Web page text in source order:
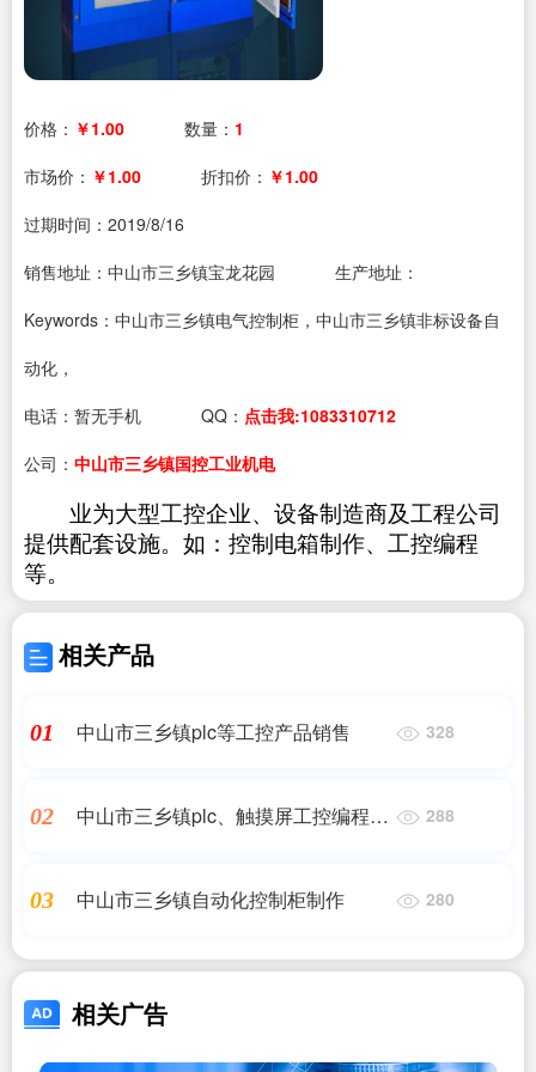
价格： ￥1.00 数量： 1
市场价： ￥1.00 折扣价： ￥1.00
过期时间： 2019/8/16
销售地址：中山市三乡镇宝龙花园
生产地址：
Keywords：中山市三乡镇电气控制柜，中山市三乡镇非标设备自
动化，
电话： 暂无手机 QQ： 点击我:1083310712
公司： 中山市三乡镇国控工业机电
业为大型工控企业、设备制造商及工程公司
提供配套设施。如：控制电箱制作、工控编程
等。
相关产品
01 中山市三乡镇plc等工控产品销售 328
02
中山市三乡镇plc、触摸屏工控编程，
288
03 中山市三乡镇自动化控制柜制作 280
相关广告